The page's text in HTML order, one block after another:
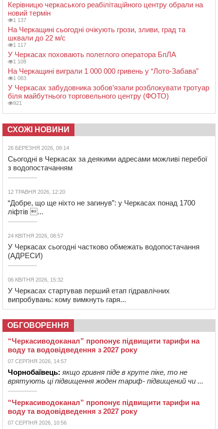
Керівницю черкаського реабілітаційного центру обрали на
новий термін
1 137
На Черкащині сьогодні очікують грози, зливи, град та
шквали до 22 м/с
1 117
У Черкасах поховають полеглого оператора БпЛА
1 108
На Черкащині виграли 1 000 000 гривень у “Лото-Забава”
1 083
У Черкасах забудовника зобов’язали розблокувати тротуар
біля майбутнього торговельного центру (ФОТО)
921
СХОЖІ НОВИНИ
26 БЕРЕЗНЯ 2026, 09:14
Сьогодні в Черкасах за деякими адресами можливі перебої
з водопостачанням
12 ТРАВНЯ 2026, 12:20
“Добре, що ще ніхто не загинув”: у Черкасах понад 1700
ліфтів ...
24 КВІТНЯ 2026, 08:57
У Черкасах сьогодні частково обмежать водопостачання
(АДРЕСИ)
06 КВІТНЯ 2026, 15:32
У Черкасах стартував перший етап гідравлічних
випробувань: кому вимкнуть гаря...
ОБГОВОРЕННЯ
“Черкасиводоканал” пропонує підвищити тарифи на
воду та водовідведення з 2027 року
07 СЕРПНЯ 2026, 14:57
Чорнобаївець: якщо гривня піде в круте піке, то не
врятують ці підвищення жоден тариф- підвищений чи ...
“Черкасиводоканал” пропонує підвищити тарифи на
воду та водовідведення з 2027 року
07 СЕРПНЯ 2026, 10:56